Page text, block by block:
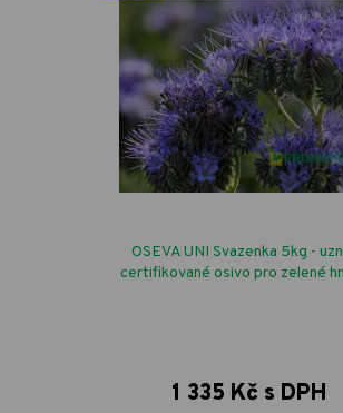
OSEVA UNI Svazenka 5kg -
certifikované osivo pro zelené
1 335 Kč s DPH